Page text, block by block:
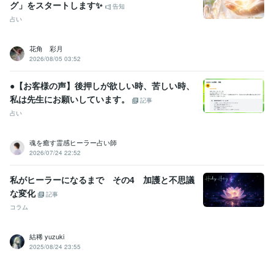
グ」をスタートします✨
告知
占い
花角 彩月
2026/08/05 03:52
●【お客様の声】後押しが欲しい時、苦しい時、
私は先生にお願いしています。
記事
占い
魂を癒す霊感ヒーラー占い師
2026/07/24 22:52
私がヒーラーになるまで その4 加護と不思議
な変化
記事
コラム
結稀 yuzuki
2025/08/24 23:55